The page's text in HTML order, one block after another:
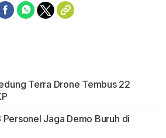
Terra Drone Tembus 22
Personel Jaga Demo Buruh di